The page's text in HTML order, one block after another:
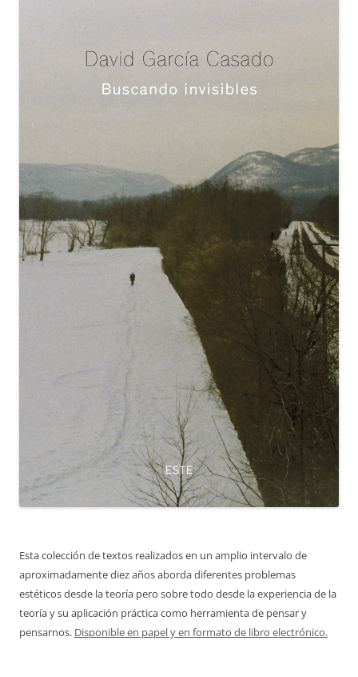
Esta colección de textos realizados en un amplio intervalo de
aproximadamente diez años aborda diferentes problemas
estéticos desde la teoría pero sobre todo desde la experiencia de la
teoría y su aplicación práctica como herramienta de pensar y
pensarnos. Disponible en papel y en formato de libro electrónico.